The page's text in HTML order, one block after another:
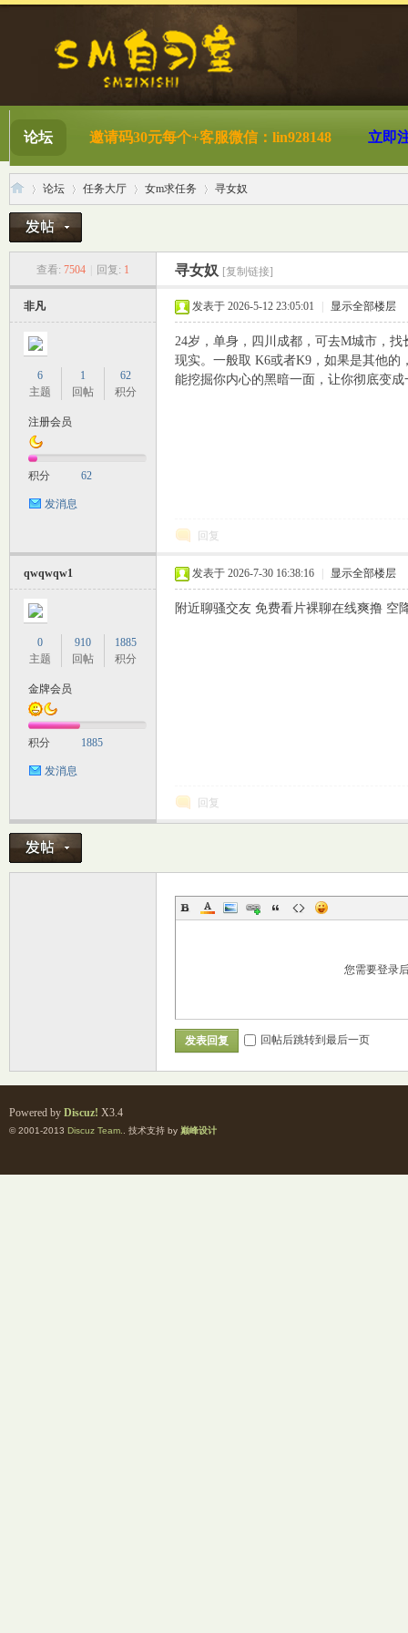
论坛 邀请码30元每个+客服微信：lin928148 立即
社
论坛
›
任务大厅
›
女m求任务
›
寻女奴
查看: 7504 回复: 1 寻女奴 [复制链接]
非凡
6
主题
1
回帖
62
积分
注册会员
积分 62
发消息
发表于 2026-5-12 23:05:01 显示全部楼层
24岁，单身，四川成都，可去M城市，
现实。一般取 K6或者K9，如果是其他
能挖掘你内心的黑暗一面，让你彻底变
回复
qwqwqw1
0
主题
910
回帖
1885
积分
金牌会员
积分 1885
发消息
发表于 2026-7-30 16:38:16 显示全部楼层
附近聊骚交友 免费看片裸聊在线爽撸 空
回复
您需要登录
发表回复 回帖后跳转到最后一页
Powered by Discuz! X3.4
© 2001-2013 Discuz Team. . 技术支持 by 巅峰设计